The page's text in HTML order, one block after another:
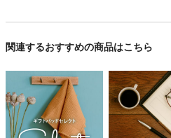
関連するおすすめの商品はこちら